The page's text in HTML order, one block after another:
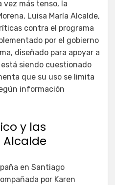
vez más tenso, la
Luisa María Alcalde,
contra el programa
por el gobierno
diseñado para apoyar a
está siendo cuestionado
que su uso se limita
información
y las
Alcalde
en Santiago
por Karen